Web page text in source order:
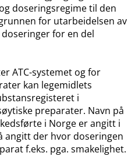
doseringsregime til den
for utarbeidelsen av
for en del
ATC-systemet og for
kan legemidlets
i
preparater. Navn på
i Norge er angitt i
angitt der hvor doseringen
f.eks. pga. smakelighet.